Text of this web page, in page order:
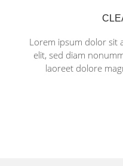
Lorem ipsum dolor sit
elit, sed diam
laoreet dolore